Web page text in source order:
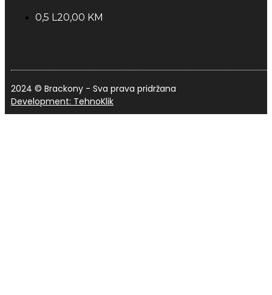
0,5 L20,00 KM
2024 © Brackony - Sva prava pridržana
Development: TehnoKlik